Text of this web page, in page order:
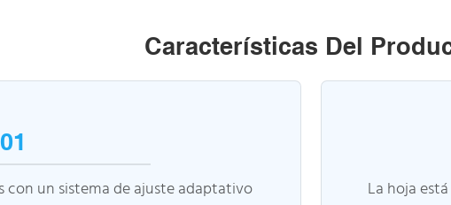
Características Del
01
con un sistema de ajuste adaptativo
La hoja